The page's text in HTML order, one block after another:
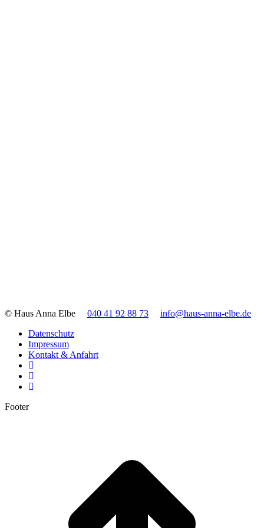
© Haus Anna Elbe 040 41 92 88 73
info@haus-anna-elbe.de
Datenschutz
Impressum
Kontakt & Anfahrt
Footer